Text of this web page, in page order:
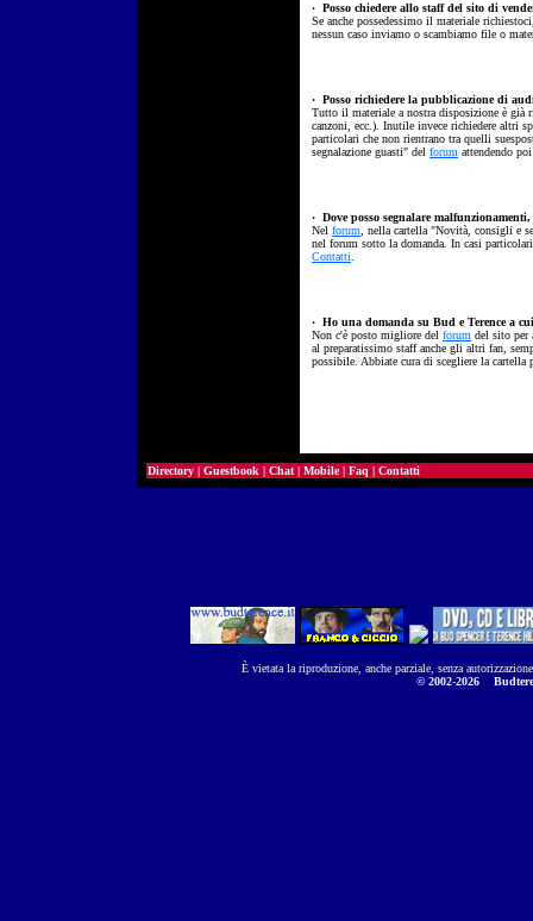
· Posso chiedere allo staff del sito di
Se anche possedessimo il materiale
nessun caso inviamo o scambiamo file o
· Posso richiedere la pubblicazione di
Tutto il materiale a nostra disposizione è
canzoni, ecc.). Inutile invece richiedere altri
particolari che non rientrano tra quelli
segnalazione guasti" del forum attendendo
· Dove posso segnalare
Nel forum , nella cartella "Novità, consigli e
nel forum sotto la domanda. In casi
Contatti
· Ho una domanda su Bud e Terence a
Non c'è posto migliore del forum del sito per
al preparatissimo staff anche gli altri fan,
possibile. Abbiate cura di scegliere la cartella
Directory | Guestbook | Chat | Mobile| Faq | Contatti
È vietata la riproduzione, anche parziale, senza
© 2002-2026